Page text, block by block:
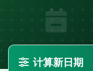
计算新日期